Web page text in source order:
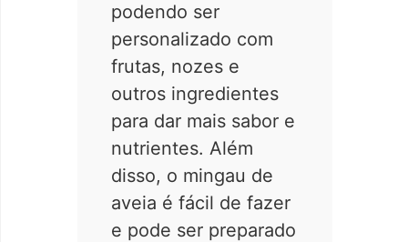
podendo ser
personalizado com
frutas, nozes e
outros ingredientes
para dar mais sabor e
nutrientes. Além
disso, o mingau de
aveia é fácil de fazer
e pode ser preparado